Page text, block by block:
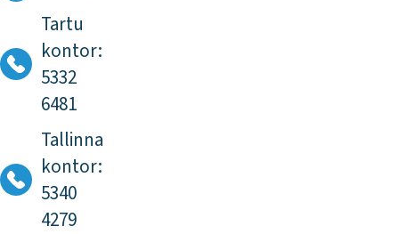
Tartu
kontor:
5332
6481
Tallinna
kontor:
5340
4279